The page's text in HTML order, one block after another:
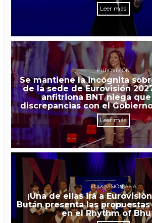
Leer más
EUROVISIÓN
Se mantiene la incógnita
de la sede de Eurovisión
anfitriona BNT niega
discrepancias con el
Leer más
EUROVISIÓN ASIA
¡Una de ellas irá a
Bután presenta las
en el Rhythm of